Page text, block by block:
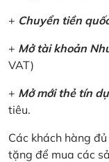
+ Chuyển tiền
+ Mở tài khoản
VAT)
+ Mở mới thẻ tín
tiêu.
Các khách hàng
tặng để mua các